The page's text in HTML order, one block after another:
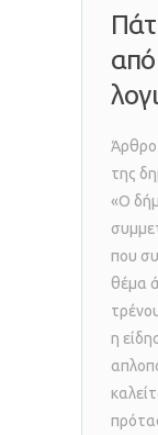
από
Άρθρο
της
«Ο
που
θέμα
η